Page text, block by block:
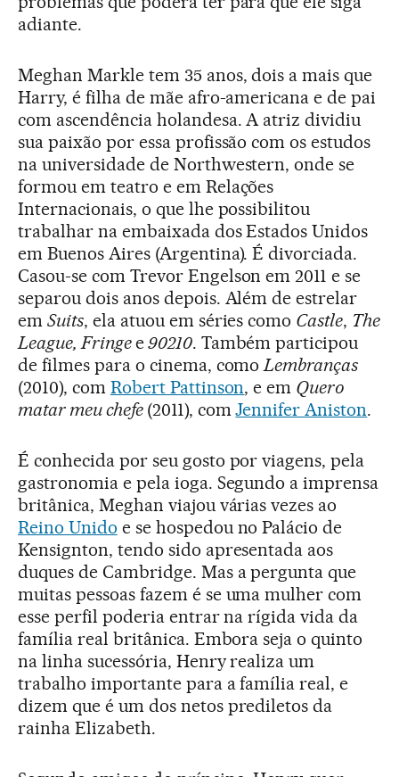
adiante.
Meghan Markle tem 35 anos, dois a mais que
Harry, é filha de mãe afro-americana e de pai
com ascendência holandesa. A atriz dividiu
sua paixão por essa profissão com os estudos
na universidade de Northwestern, onde se
formou em teatro e em Relações
Internacionais, o que lhe possibilitou
trabalhar na embaixada dos Estados Unidos
em Buenos Aires (Argentina). É divorciada.
Casou-se com Trevor Engelson em 2011 e se
separou dois anos depois. Além de estrelar
em Suits, ela atuou em séries como Castle, The
League, Fringee90210. Também participou
de filmes para o cinema, como Lembranças
(2010), com Robert Pattinson, e em Quero
matar meu chefe (2011), comJennifer Aniston.
É conhecida por seu gosto por viagens, pela
gastronomia e pela ioga. Segundo a imprensa
britânica, Meghan viajou várias vezes ao
Reino Unido e se hospedou no Palácio de
Kensignton, tendo sido apresentada aos
duques de Cambridge. Mas a pergunta que
muitas pessoas fazem é se uma mulher com
esse perfil poderia entrar na rígida vida da
família real britânica. Embora seja o quinto
na linha sucessória, Henry realiza um
trabalho importante para a família real, e
dizem que é um dos netos prediletos da
rainha Elizabeth.